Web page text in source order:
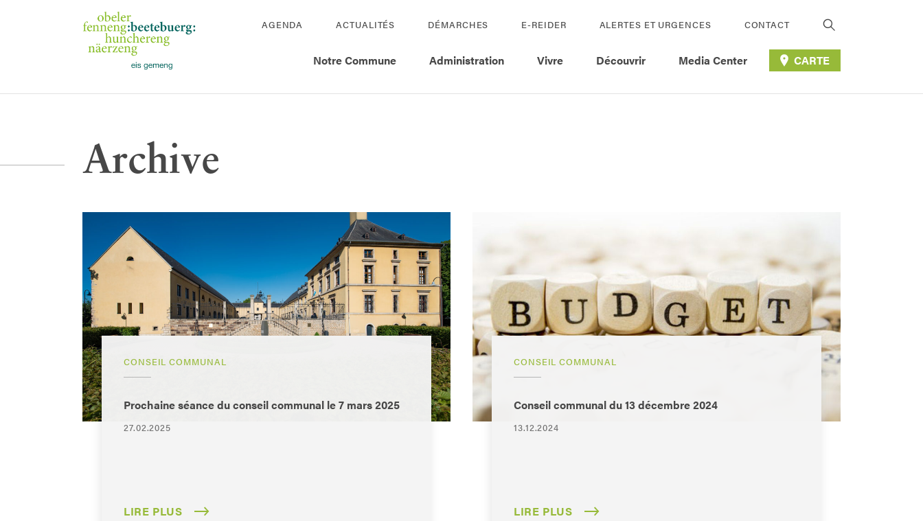
AGENDA ACTUALITÉS DÉMARCHES E-REIDER ALERTES ET URGENCES CONTACT
Notre Commune Administration Vivre Découvrir Media Center CARTE
Archive
CONSEIL COMMUNAL
Prochaine séance du conseil communal le 7 mars 2025
27.02.2025
LIRE PLUS
CONSEIL COMMUNAL
Conseil communal du 13 décembre 2024
13.12.2024
LIRE PLUS